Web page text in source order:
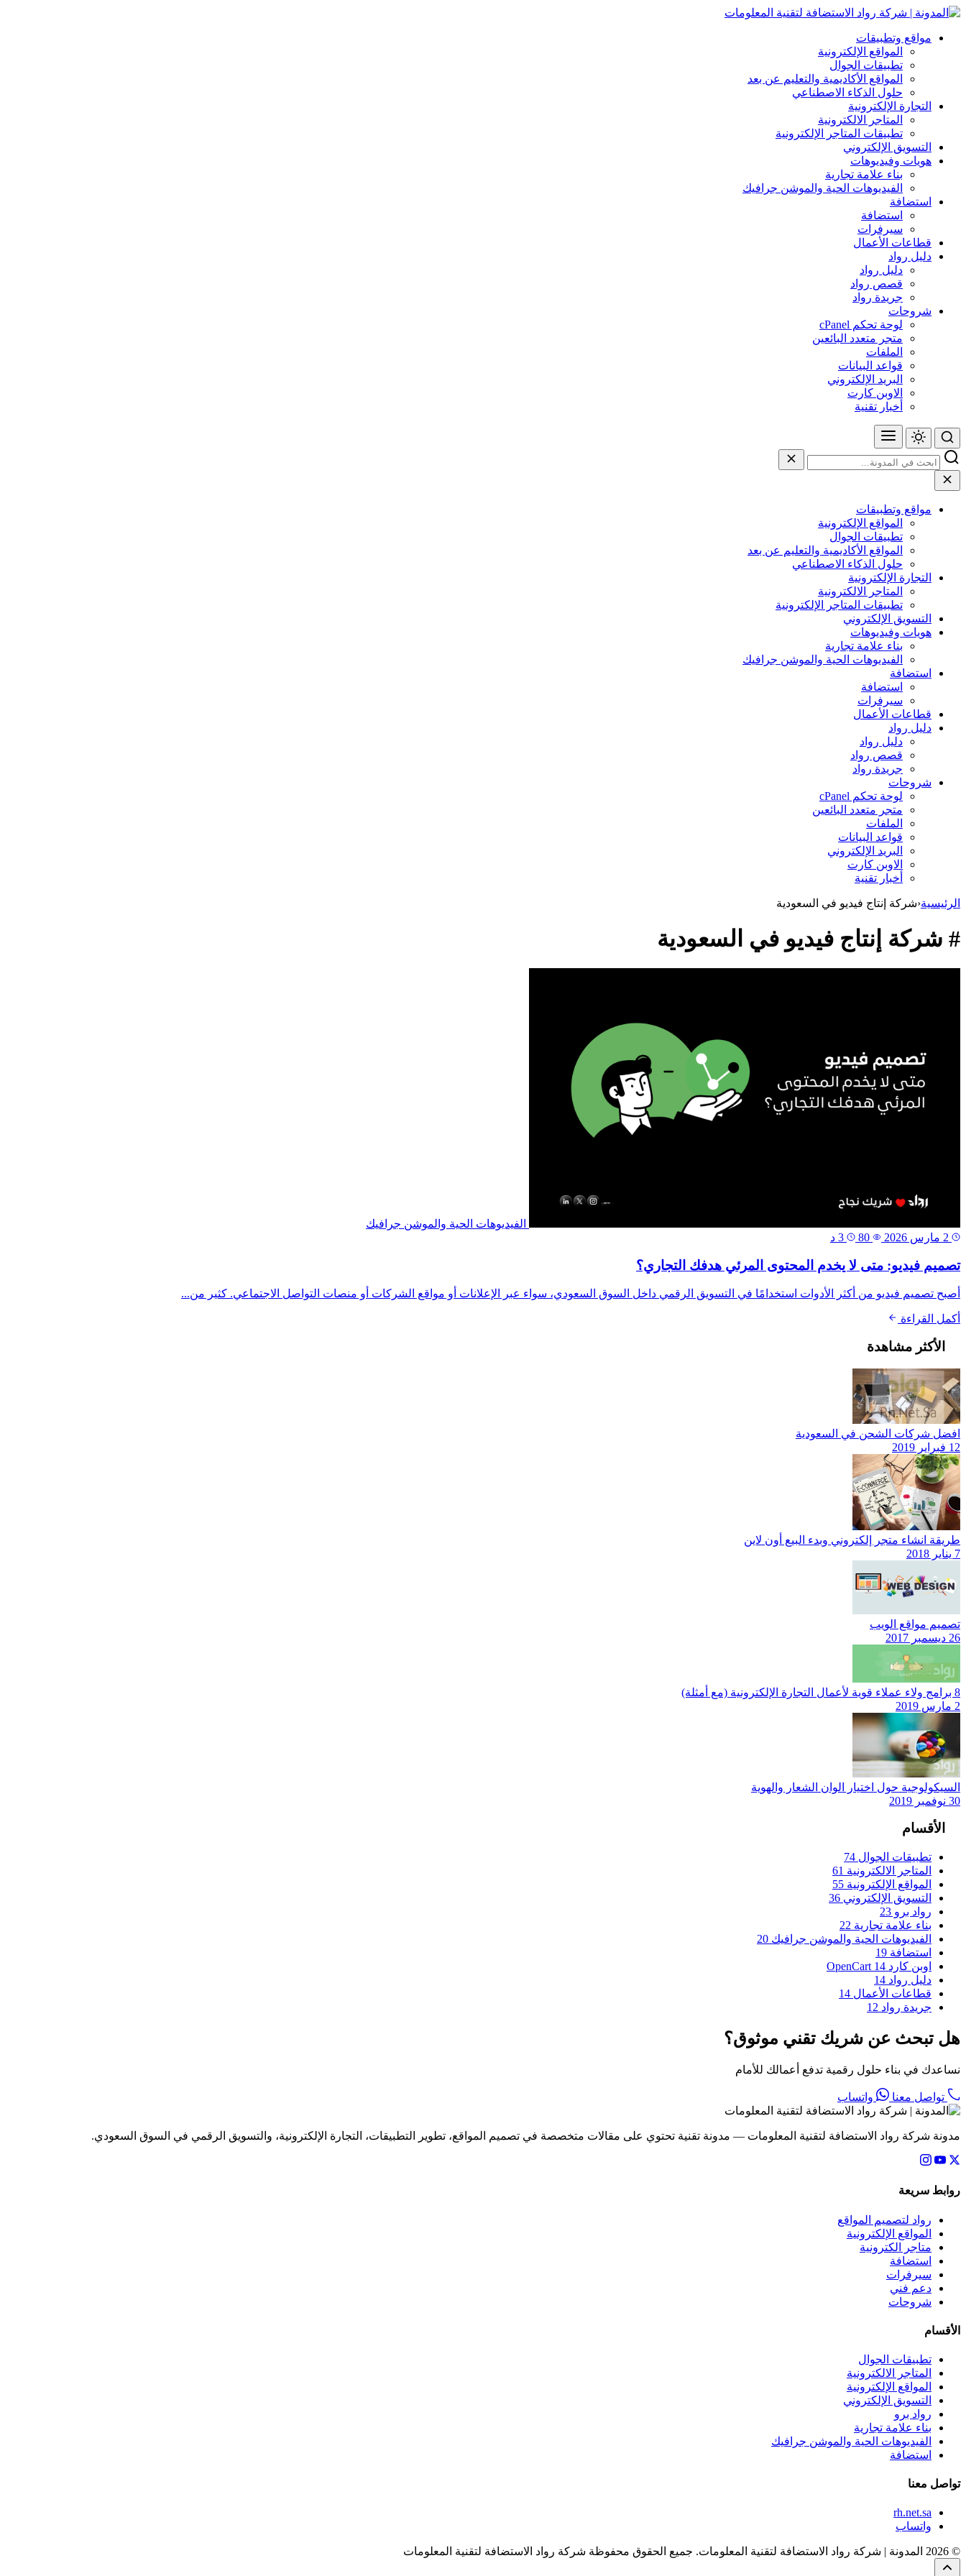
مواقع وتطبيقات
المواقع الإلكترونية
تطبيقات الجوال
المواقع الأكاديمية والتعليم عن بعد
حلول الذكاء الاصطناعي
التجارة الإلكترونية
المتاجر الالكترونية
تطبيقات المتاجر الإلكترونية
التسويق الإلكتروني
هويات وفيديوهات
بناء علامة تجارية
الفيديوهات الحية والموشن جرافيك
استضافة
استضافة
سيرفرات
قطاعات الأعمال
دليل رواد
دليل رواد
قصص رواد
جريدة رواد
شروحات
لوحة تحكم cPanel
متجر متعدد البائعين
الملفات
قواعد البيانات
البريد الإلكتروني
الاوبن كارت
أخبار تقنية
مواقع وتطبيقات
المواقع الإلكترونية
تطبيقات الجوال
المواقع الأكاديمية والتعليم عن بعد
حلول الذكاء الاصطناعي
التجارة الإلكترونية
المتاجر الالكترونية
تطبيقات المتاجر الإلكترونية
التسويق الإلكتروني
هويات وفيديوهات
بناء علامة تجارية
الفيديوهات الحية والموشن جرافيك
استضافة
استضافة
سيرفرات
قطاعات الأعمال
دليل رواد
دليل رواد
قصص رواد
جريدة رواد
شروحات
لوحة تحكم cPanel
متجر متعدد البائعين
الملفات
قواعد البيانات
البريد الإلكتروني
الاوبن كارت
أخبار تقنية
الرئيسية‹شركة إنتاج فيديو في السعودية
# شركة إنتاج فيديو في السعودية
الفيديوهات الحية والموشن جرافيك
تصميم فيديو: متى لا يخدم المحتوى المرئي هدفك التجاري؟
أصبح تصميم فيديو من أكثر الأدوات استخدامًا في التسويق الرقمي داخل السوق السعودي، سواء عبر الإعلانات أو مواقع الشركات أو منصات التواصل الاجتماعي. كثير من...
أكمل القراءة
الأكثر مشاهدة
افضل شركات الشحن في السعودية
12 فبراير 2019
طريقة انشاء متجر إلكتروني وبدء البيع أون لاين
7 يناير 2018
تصميم مواقع الويب
26 ديسمبر 2017
8 برامج ولاء عملاء قوية لأعمال التجارة الإلكترونية (مع أمثلة)
2 مارس 2019
السيكولوجية حول اختيار الوان الشعار والهوية
30 نوفمبر 2019
الأقسام
تطبيقات الجوال 74
المتاجر الالكترونية 61
المواقع الإلكترونية 55
التسويق الإلكتروني 36
رواد برو 23
بناء علامة تجارية 22
الفيديوهات الحية والموشن جرافيك 20
استضافة 19
اوبن كارد OpenCart 14
دليل رواد 14
قطاعات الأعمال 14
جريدة رواد 12
هل تبحث عن شريك تقني موثوق؟
نساعدك في بناء حلول رقمية تدفع أعمالك للأمام
تواصل معنا واتساب
مدونة شركة رواد الاستضافة لتقنية المعلومات — مدونة تقنية تحتوي على مقالات متخصصة في تصميم المواقع، تطوير التطبيقات، التجارة الإلكترونية، والتسويق الرقمي في السوق السعودي.
روابط سريعة
رواد لتصميم المواقع
المواقع الإلكترونية
متاجر الكترونية
استضافة
سيرفرات
دعم فني
شروحات
الأقسام
تطبيقات الجوال
المتاجر الالكترونية
المواقع الإلكترونية
التسويق الإلكتروني
رواد برو
بناء علامة تجارية
الفيديوهات الحية والموشن جرافيك
استضافة
تواصل معنا
rh.net.sa
واتساب
© 2026 المدونة | شركة رواد الاستضافة لتقنية المعلومات. جميع الحقوق محفوظة شركة رواد الاستضافة لتقنية المعلومات